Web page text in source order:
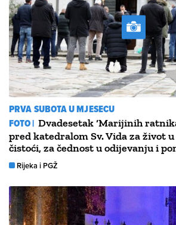
PRVA SUBOTA U MJESECU
FOTO | Dvadesetak ‘Marijinih
pred katedralom Sv. Vida za život
čistoći, za čednost u odijevanju i
Rijeka i PGŽ